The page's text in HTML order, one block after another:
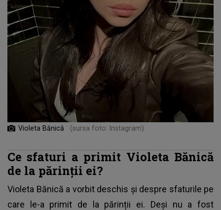
Violeta Bănică (sursa foto: Instagram)
Ce sfaturi a primit Violeta Bănică
de la părinții ei?
Violeta Bănică a vorbit deschis și despre sfaturile pe
care le-a primit de la părinții ei. Deși nu a fost